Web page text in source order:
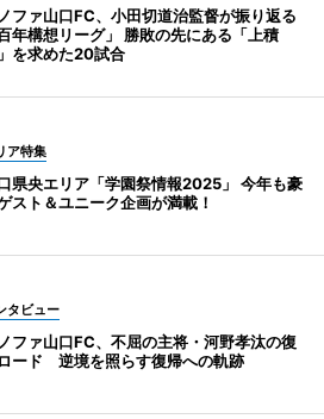
ファ山口FC、小田切道治監督が振り返る
百年構想リーグ」 勝敗の先にある「上積
を求めた20試合
ア特集
県央エリア「学園祭情報2025」 今年も豪
スト＆ユニーク企画が満載！
タビュー
ファ山口FC、不屈の主将・河野孝汰の復
ード 逆境を照らす復帰への軌跡